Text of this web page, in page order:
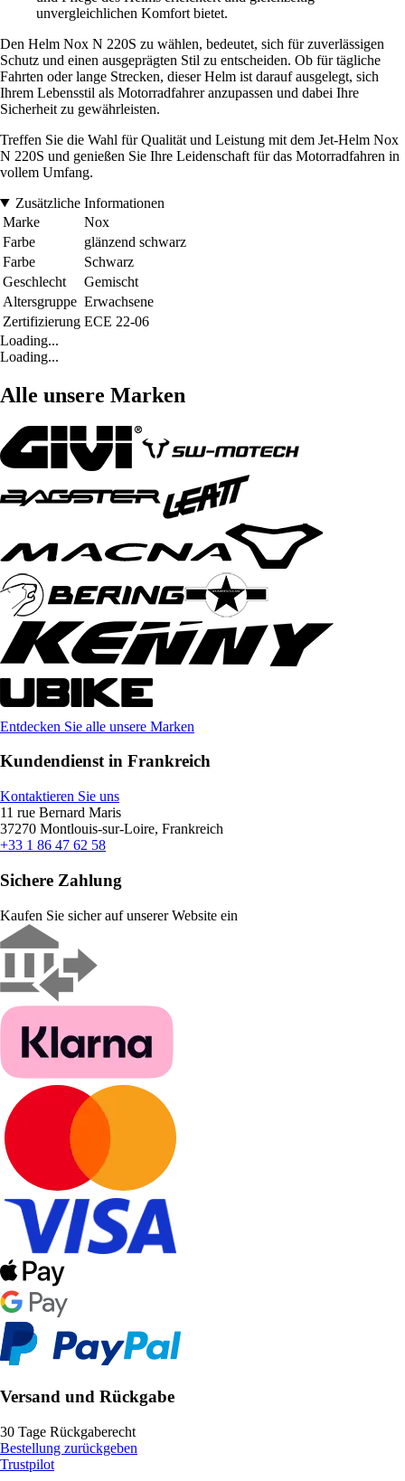
unvergleichlichen Komfort bietet.
Den Helm Nox N 220S zu wählen, bedeutet, sich für zuverlässigen
Schutz und einen ausgeprägten Stil zu entscheiden. Ob für tägliche
Fahrten oder lange Strecken, dieser Helm ist darauf ausgelegt, sich
Ihrem Lebensstil als Motorradfahrer anzupassen und dabei Ihre
Sicherheit zu gewährleisten.
Treffen Sie die Wahl für Qualität und Leistung mit dem Jet-Helm Nox
N 220S und genießen Sie Ihre Leidenschaft für das Motorradfahren in
vollem Umfang.
Zusätzliche Informationen
Marke
Nox
Farbe
glänzend schwarz
Farbe
Schwarz
Geschlecht
Gemischt
Altersgruppe Erwachsene
Zertifizierung ECE 22-06
Loading...
Loading...
Alle unsere Marken
Entdecken Sie alle unsere Marken
Kundendienst in Frankreich
Kontaktieren Sie uns
11 rue Bernard Maris
37270 Montlouis-sur-Loire, Frankreich
+33 1 86 47 62 58
Sichere Zahlung
Kaufen Sie sicher auf unserer Website ein
Versand und Rückgabe
30 Tage Rückgaberecht
Bestellung zurückgeben
Trustpilot